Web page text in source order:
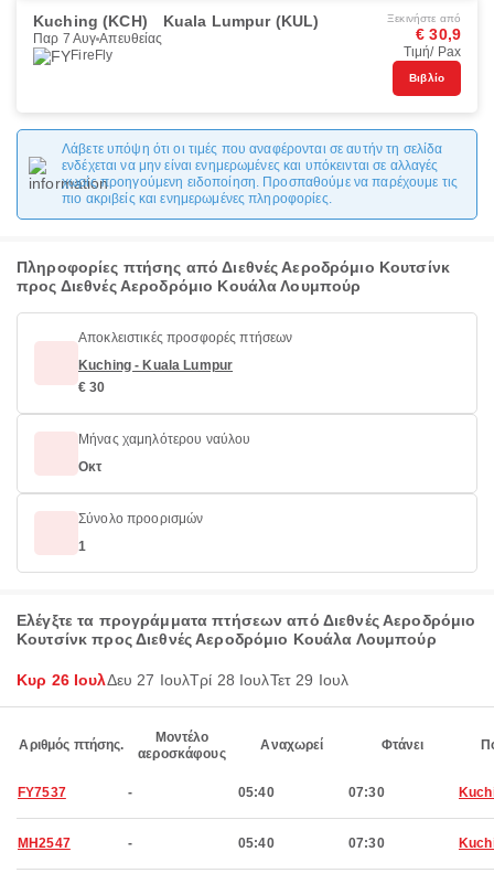
Kuching (KCH) Kuala Lumpur (KUL)
Παρ 7 Αυγ Απευθείας
FireFly
Ξεκινήστε από
€ 30,9
Τιμή/ Pax
Βιβλίο
Λάβετε υπόψη ότι οι τιμές που αναφέρονται σε αυτήν τη σελίδα
ενδέχεται να μην είναι ενημερωμένες και υπόκεινται σε αλλαγές
χωρίς προηγούμενη ειδοποίηση. Προσπαθούμε να παρέχουμε τις
πιο ακριβείς και ενημερωμένες πληροφορίες.
Πληροφορίες πτήσης από Διεθνές Αεροδρόμιο Κουτσίνκ
προς Διεθνές Αεροδρόμιο Κουάλα Λουμπούρ
Αποκλειστικές προσφορές πτήσεων
Kuching - Kuala Lumpur
€ 30
Μήνας χαμηλότερου ναύλου
Οκτ
Σύνολο προορισμών
1
Ελέγξτε τα προγράμματα πτήσεων από Διεθνές Αεροδρόμιο
Κουτσίνκ προς Διεθνές Αεροδρόμιο Κουάλα Λουμπούρ
Κυρ 26 ΙουλΔευ 27 ΙουλΤρί 28 ΙουλΤετ 29 Ιουλ
Αριθμός πτήσης.
Μοντέλο
αεροσκάφους
Αναχωρεί Φτάνει
FY7537 - 05:40 07:30
MH2547 - 05:40 07:30